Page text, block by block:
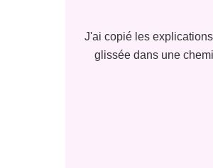
J'ai copié les
glissée dans une